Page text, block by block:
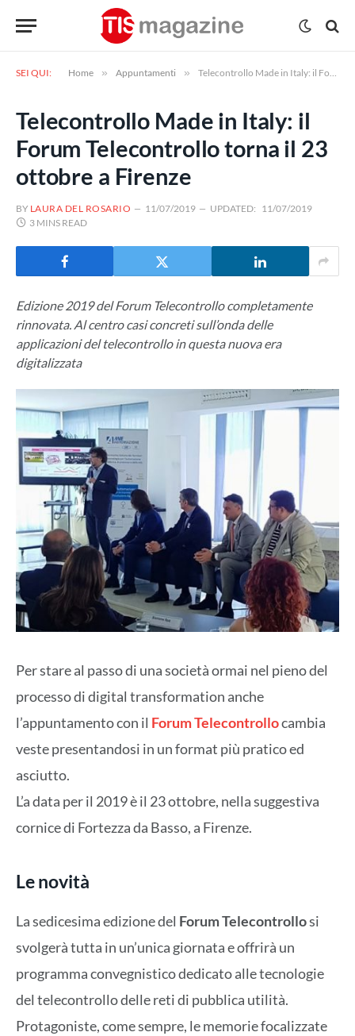
SEI QUI: Home » Appuntamenti » Telecontrollo Made in Italy: il Forum Telecontrollo torna il 23 ottobre a Firenze
Telecontrollo Made in Italy: il
Forum Telecontrollo torna il 23
ottobre a Firenze
BY LAURA DEL ROSARIO 11/07/2019 UPDATED: 11/07/2019
3 MINS READ
Edizione 2019 del Forum Telecontrollo completamente
rinnovata. Al centro casi concreti sull’onda delle
applicazioni del telecontrollo in questa nuova era
digitalizzata
Per stare al passo di una società ormai nel pieno del
processo di digital transformation anche
l’appuntamento con il Forum Telecontrollocambia
veste presentandosi in un format più pratico ed
asciutto.
L’a data per il 2019 è il 23 ottobre, nella suggestiva
cornice di Fortezza da Basso, a Firenze.
Le novità
La sedicesima edizione del Forum Telecontrollosi
svolgerà tutta in un’unica giornata e offrirà un
programma convegnistico dedicato alle tecnologie
del telecontrollo delle reti di pubblica utilità.
Protagoniste, come sempre, le memorie focalizzate